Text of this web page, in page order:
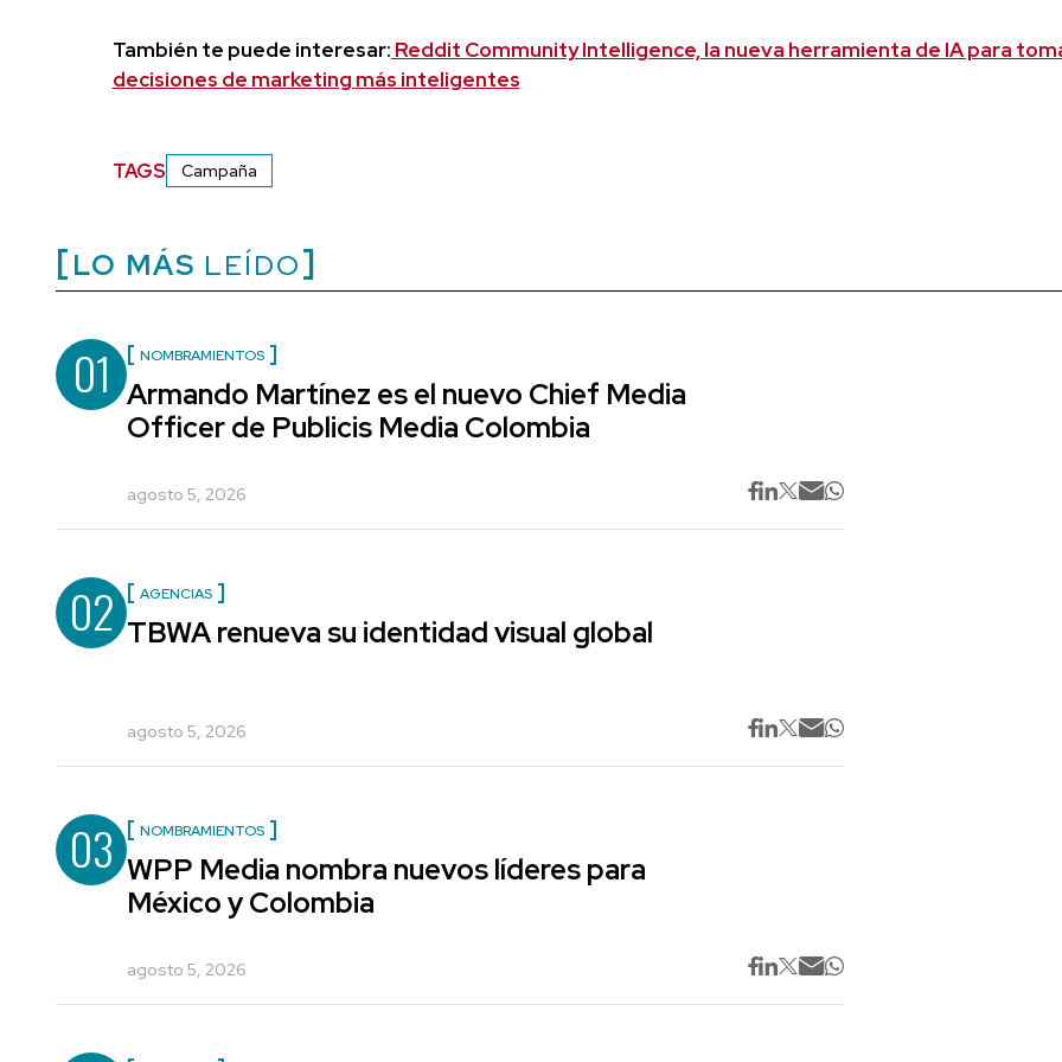
También te puede interesar: Reddit Community Intelligence, la nueva herramienta de IA para
decisiones de marketing más inteligentes
TAGS Campaña
LO MÁS LEÍDO
01 NOMBRAMIENTOS
Armando Martínez es el nuevo Chief Media
Officer de Publicis Media Colombia
agosto 5, 2026
02 AGENCIAS
TBWA renueva su identidad visual global
agosto 5, 2026
03 NOMBRAMIENTOS
WPP Media nombra nuevos líderes para
México y Colombia
agosto 5, 2026